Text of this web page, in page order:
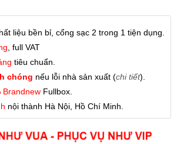
liệu bền bỉ, cổng sạc 2 trong 1 tiện dụng.
, full VAT
tiêu chuẩn.
chóng nếu lỗi nhà sản xuất (chi tiết).
Brandnew Fullbox.
nội thành Hà Nội, Hồ Chí Minh.